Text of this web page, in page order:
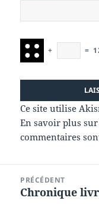
+ =
Ce site utilise
En savoir plus
commentaires
l’article
PRÉCÉDENT
Article
Chronique